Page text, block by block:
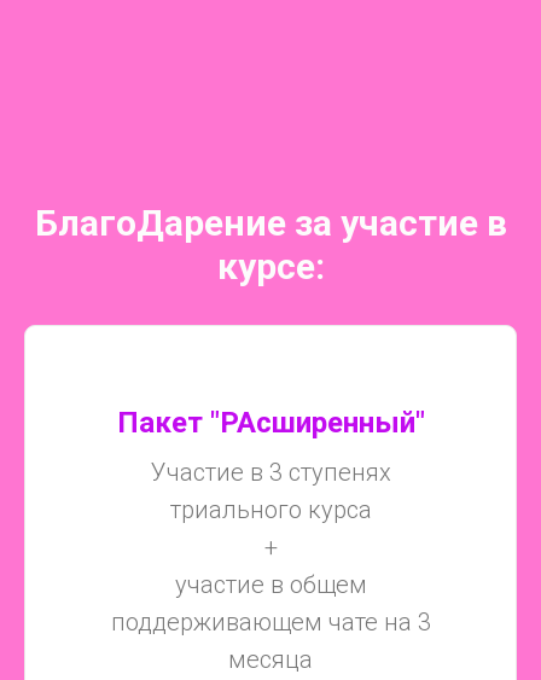
БлагоДарение за участие в
курсе:
Пакет "РАсширенный "
Участие в 3 ступенях
триального курса
+
участие в общем
поддерживающем чате на 3
месяца